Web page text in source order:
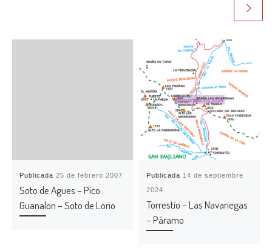
Publicada25 de febrero 2007
Soto de Agues – Pico
Guanalon – Soto de Lorio
Publicada 14 de septiembre
2024
Torrestío – Las Navariegas
– Páramo